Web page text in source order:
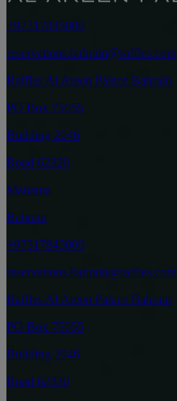
+97317845000
reservations.bahrain@raffles.com
Raffles Al Areen Palace Bahrain
PO Box 75055
Building 2046
Road 62320
Manama
Bahrain
+97317845000
reservations.bahrain@raffles.com
Raffles Al Areen Palace Bahrain
PO Box 75055
Building 2046
Road 62320